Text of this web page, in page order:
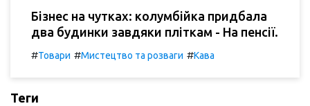
Бізнес на чутках: колумбійка придбала
два будинки завдяки пліткам - На пенсії.
#Товари #Мистецтво та розваги #Кава
Теги